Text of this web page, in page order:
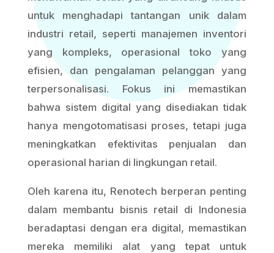
untuk menghadapi tantangan unik dalam
industri retail, seperti manajemen inventori
yang kompleks, operasional toko yang
efisien, dan pengalaman pelanggan yang
terpersonalisasi. Fokus ini memastikan
bahwa sistem digital yang disediakan tidak
hanya mengotomatisasi proses, tetapi juga
meningkatkan efektivitas penjualan dan
operasional harian di lingkungan retail.
Oleh karena itu, Renotech berperan penting
dalam membantu bisnis retail di Indonesia
beradaptasi dengan era digital, memastikan
mereka memiliki alat yang tepat untuk